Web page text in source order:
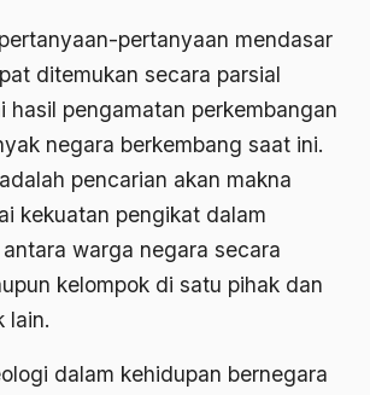
pertanyaan mendasar
ditemukan secara parsial
hasil pengamatan perkembangan
negara berkembang saat ini.
pencarian akan makna
kekuatan pengikat dalam
warga negara secara
kelompok di satu pihak dan
lain.
dalam kehidupan bernegara